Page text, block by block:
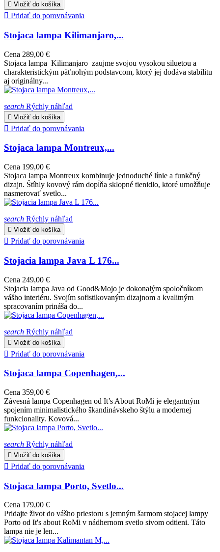
 Vložiť do košíka
 Pridať do porovnávania
Stojaca lampa Kilimanjaro,...
Cena 289,00 €
Stojaca lampa Kilimanjaro zaujme svojou vysokou siluetou a
charakteristickým päťnohým podstavcom, ktorý jej dodáva stabilitu
aj originálny...
search Rýchly náhľad
 Vložiť do košíka
 Pridať do porovnávania
Stojaca lampa Montreux,...
Cena 199,00 €
Stojaca lampa Montreux kombinuje jednoduché línie a funkčný
dizajn. Štíhly kovový rám dopĺňa sklopné tienidlo, ktoré umožňuje
nasmerovať svetlo...
search Rýchly náhľad
 Vložiť do košíka
 Pridať do porovnávania
Stojacia lampa Java L 176...
Cena 249,00 €
Stojacia lampa Java od Good&Mojo je dokonalým spoločníkom
vášho interiéru. Svojím sofistikovaným dizajnom a kvalitným
spracovaním prináša do...
search Rýchly náhľad
 Vložiť do košíka
 Pridať do porovnávania
Stojaca lampa Copenhagen,...
Cena 359,00 €
Závesná lampa Copenhagen od It’s About RoMi je elegantným
spojením minimalistického škandinávskeho štýlu a modernej
funkcionality. Kovová...
search Rýchly náhľad
 Vložiť do košíka
 Pridať do porovnávania
Stojaca lampa Porto, Svetlo...
Cena 179,00 €
Pridajte život do vášho priestoru s jemným šarmom stojacej lampy
Porto od It's about RoMi v nádhernom svetlo sivom odtieni. Táto
lampa nie je len...